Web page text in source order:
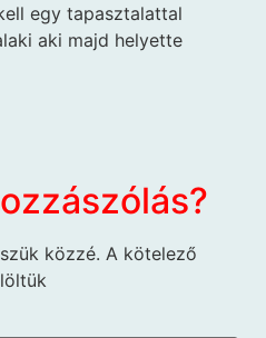
egy tapasztalattal
aki majd helyette
közzé. A kötelező